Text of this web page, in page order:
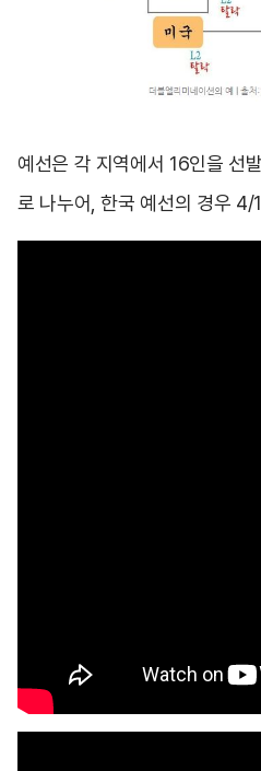
예선은 각 지역에서 16인을 선
로 나누어, 한국 예선의 경우